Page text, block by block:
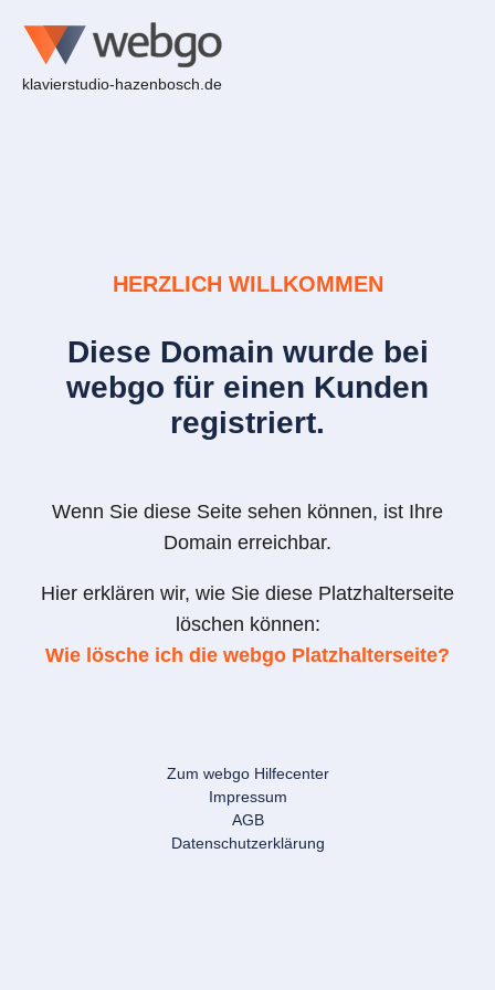
klavierstudio-hazenbosch.de
HERZLICH WILLKOMMEN
Diese Domain wurde bei
webgo für einen Kunden
registriert.
Wenn Sie diese Seite sehen können, ist Ihre
Domain erreichbar.
Hier erklären wir, wie Sie diese Platzhalterseite
löschen können:
Wie lösche ich die webgo Platzhalterseite?
Zum webgo Hilfecenter
Impressum
AGB
Datenschutzerklärung